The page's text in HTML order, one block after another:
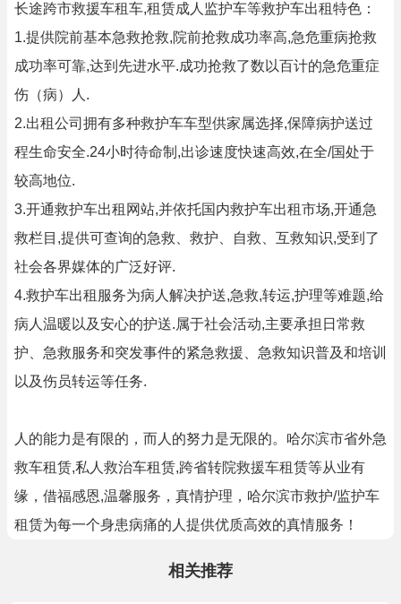
长途跨市救援车租车,租赁成人监护车等救护车出租特色：
1.提供院前基本急救抢救,院前抢救成功率高,急危重病抢救
成功率可靠,达到先进水平.成功抢救了数以百计的急危重症
伤（病）人.
2.出租公司拥有多种救护车车型供家属选择,保障病护送过
程生命安全.24小时待命制,出诊速度快速高效,在全/国处于
较高地位.
3.开通救护车出租网站,并依托国内救护车出租市场,开通急
救栏目,提供可查询的急救、救护、自救、互救知识,受到了
社会各界媒体的广泛好评.
4.救护车出租服务为病人解决护送,急救,转运,护理等难题,给
病人温暖以及安心的护送.属于社会活动,主要承担日常救
护、急救服务和突发事件的紧急救援、急救知识普及和培训
以及伤员转运等任务.
人的能力是有限的，而人的努力是无限的。哈尔滨市省外急
救车租赁,私人救治车租赁,跨省转院救援车租赁等从业有
缘，借福感恩,温馨服务，真情护理，哈尔滨市救护/监护车
租赁为每一个身患病痛的人提供优质高效的真情服务！
相关推荐